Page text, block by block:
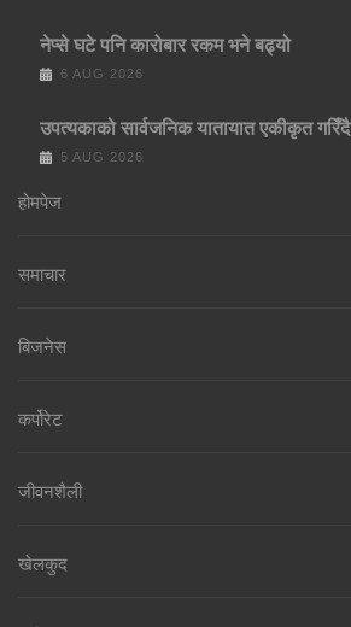
नेप्से घटे पनि कारोबार रकम भने बढ्यो
6 AUG 2026
उपत्यकाको सार्वजनिक यातायात एकीकृत गरिँदै
5 AUG 2026
होमपेज
समाचार
बिजनेस
कर्पोरेट
जीवनशैली
खेलकुद